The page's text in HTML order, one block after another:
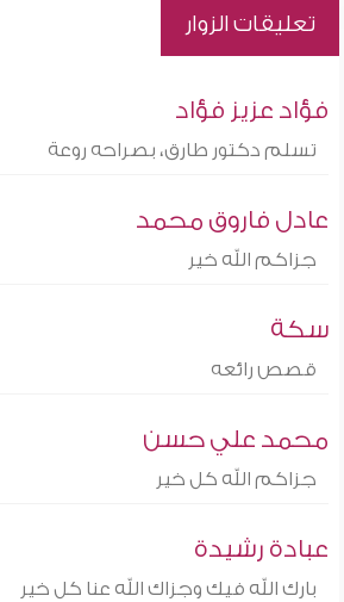
تعليقات الزوار
فؤاد عزيز فؤاد
تسلم دكتور طارق، بصراحه روعة
عادل فاروق محمد
جزاكم الله خير
سكة
قصص رائعه
محمد علي حسن
جزاكم الله كل خير
عبادة رشيدة
بارك الله فيك وجزاك الله عنا كل خير